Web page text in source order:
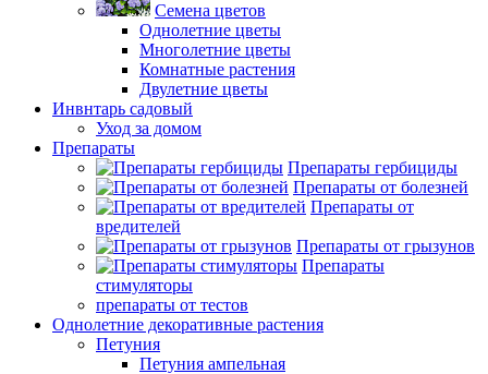
Семена цветов
Однолетние цветы
Многолетние цветы
Комнатные растения
Двулетние цветы
Инвнтарь садовый
Уход за домом
Препараты
Препараты гербициды
Препараты от болезней
Препараты от
вредителей
Препараты от грызунов
Препараты
стимуляторы
препараты от тестов
Однолетние декоративные растения
Петуния
Петуния ампельная